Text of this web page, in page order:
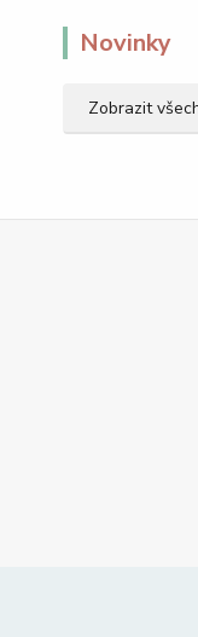
Novinky
Zobrazit